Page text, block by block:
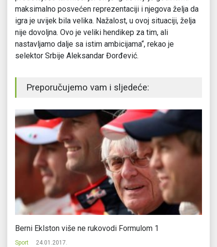
maksimalno posvećen reprezentaciji i njegova želja da
igra je uvijek bila velika. Nažalost, u ovoj situaciji, želja
nije dovoljna. Ovo je veliki hendikep za tim, ali
nastavljamo dalje sa istim ambicijama“, rekao je
selektor Srbije Aleksandar Đorđević.
Preporučujemo vam i sljedeće:
Berni Eklston više ne rukovodi Formulom 1
Sport 24.01.2017.